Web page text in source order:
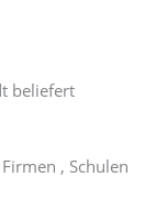
beliefert
, Schulen